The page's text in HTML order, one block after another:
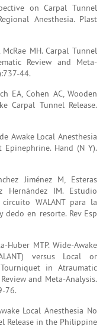
on Carpal Tunnel
Anesthesia. Plast
MH. Carpal Tunnel
Review and Meta-
44.
EA, Cohen AC, Wooden
Carpal Tunnel Release.
Awake Local Anesthesia
Hand (N Y).
Jiménez M, Esteras
Hernández IM. Estudio
WALANT para la
en resorte. Rev Esp
Huber MTP. Wide-Awake
versus Local or
in Atraumatic
and Meta-Analysis.
76.
Local Anesthesia No
Release in the Philippine